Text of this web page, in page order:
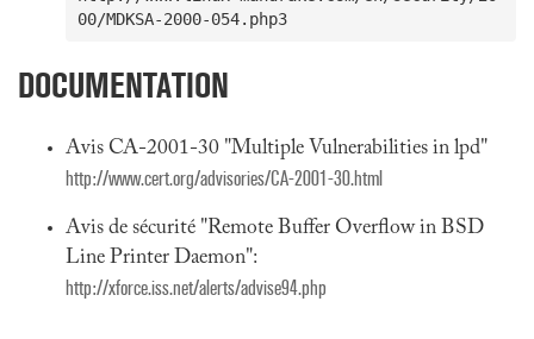
00/MDKSA-2000-054.php3
DOCUMENTATION
Avis CA-2001-30 "Multiple Vulnerabilities in lpd"
http://www.cert.org/advisories/CA-2001-30.html
Avis de sécurité "Remote Buffer Overflow in BSD
Line Printer Daemon":
http://xforce.iss.net/alerts/advise94.php